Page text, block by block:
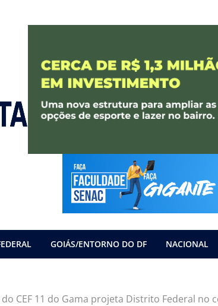
GOIÁS/ENTORNO DO DF NACIONAL
do CEF 11 do Gama projeta Distrito Federal no